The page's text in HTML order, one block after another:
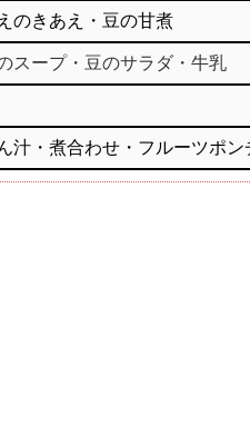
のきあえ・豆の甘煮
スープ・豆のサラダ・牛乳
汁・煮合わせ・フルーツポン